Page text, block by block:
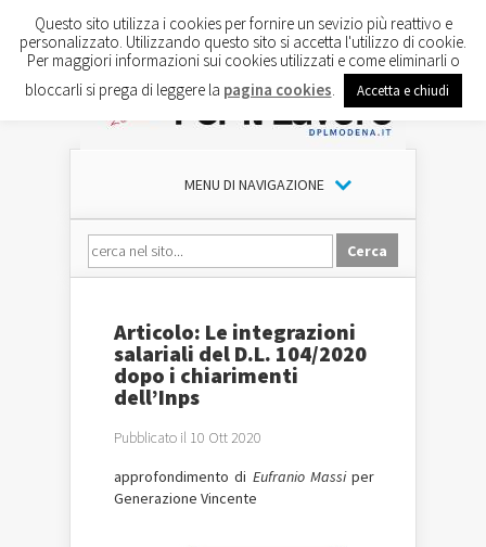
MENU DI NAVIGAZIONE
Articolo: Le integrazioni
salariali del D.L. 104/2020
dopo i chiarimenti
dell’Inps
Pubblicato il 10 Ott 2020
approfondimento di Eufranio Massiper
Generazione Vincente
Questo sito utilizza i cookies per fornire un sevizio più reattivo e
personalizzato. Utilizzando questo sito si accetta l'utilizzo di cookie.
Per maggiori informazioni sui cookies utilizzati e come eliminarli o
bloccarli si prega di leggere la pagina cookies Accetta e chiudi